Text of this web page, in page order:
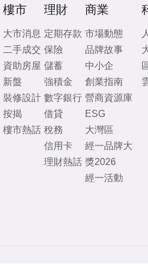
樓市
大市消息
二手成交
資助房屋
新盤
裝修設計
按揭
樓市熱話
理財
定期存款
保險
儲蓄
強積金
數字銀行
借貸
稅務
信用卡
理財熱話
商業
市場動態
品牌故事
中小企
創業指南
營商資源庫
ESG
大灣區
經一品牌大
獎2026
經一活動